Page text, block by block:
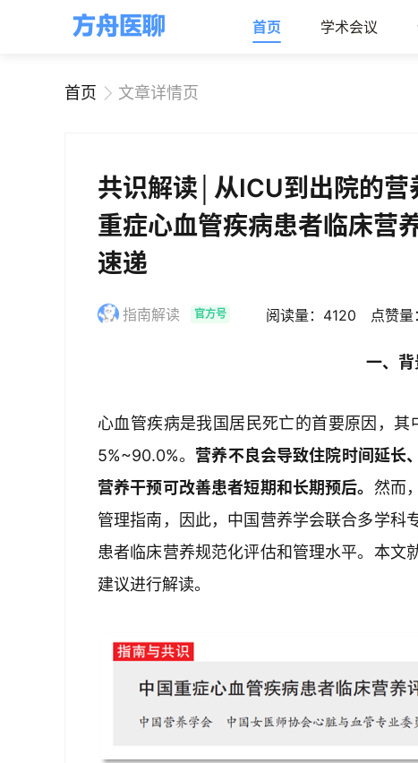
首页 学术会议
首页 文章详情页
共识解读│从ICU到出院的
重症心血管疾病患者临床营
速递
指南解读 官方号 阅读量：4120 点赞量
一、背
心血管疾病是我国居民死亡的首要原因，
5%~90.0%。 营养不良会导致住院时间延长
营养干预可改善患者短期和长期预后。 然而
管理指南，因此，中国营养学会联合多学科
患者临床营养规范化评估和管理水平。本文
建议进行解读。